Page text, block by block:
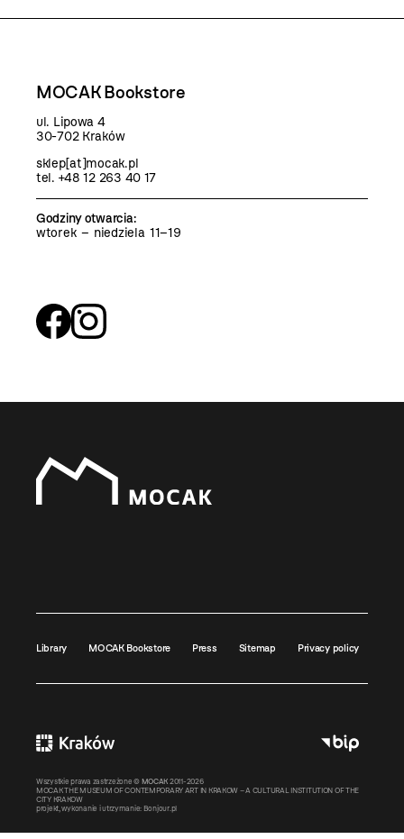
MOCAK Bookstore
ul. Lipowa 4
30-702 Kraków
sklep[at]mocak.pl
tel. +48 12 263 40 17
Godziny otwarcia:
wtorek – niedziela 11–19
Library MOCAK Bookstore Press Sitemap Privacy policy
Wszystkie prawa zastrzeżone © MOCAK 2011-2026
MOCAK THE MUSEUM OF CONTEMPORARY ART IN KRAKOW – A CULTURAL INSTITUTION OF THE
CITY KRAKOW
projekt, wykonanie i utrzymanie: Bonjour.pl